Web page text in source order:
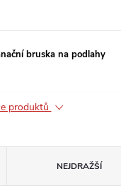
bruska na podlahy
produktů
NEJDRAŽŠÍ